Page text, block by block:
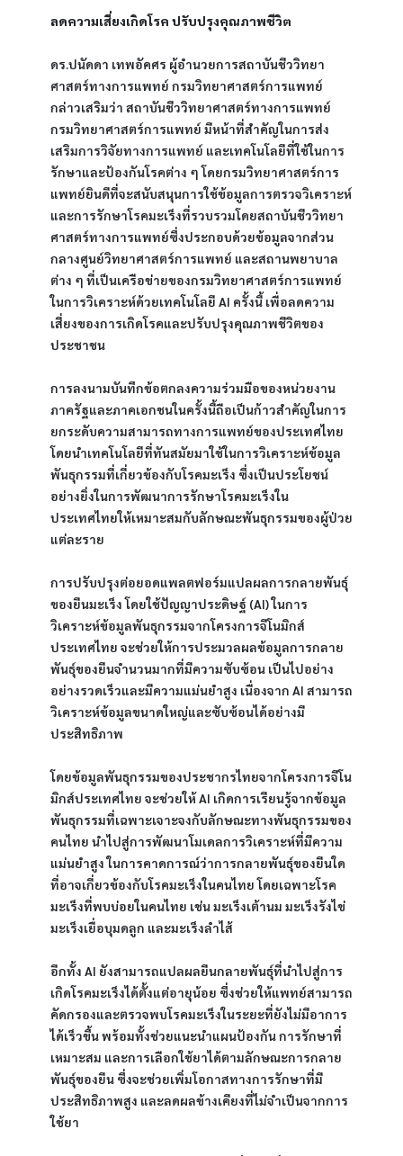
ลดความเสี่ยงเกิดโรค ปรับปรุงคุณภาพชีวิต
ดร.ปนัดดา เทพอัคศร ผู้อำนวยการสถาบันชีววิทยา
ศาสตร์ทางการแพทย์ กรมวิทยาศาสตร์การแพทย์
กล่าวเสริมว่า สถาบันชีววิทยาศาสตร์ทางการแพทย์
กรมวิทยาศาสตร์การแพทย์ มีหน้าที่สำคัญในการส่ง
เสริมการวิจัยทางการแพทย์ และเทคโนโลยีที่ใช้ในการ
รักษาและป้องกันโรคต่าง ๆ โดยกรมวิทยาศาสตร์การ
แพทย์ยินดีที่จะสนับสนุนการใช้ข้อมูลการตรวจวิเคราะห์
และการรักษาโรคมะเร็งที่รวบรวมโดยสถาบันชีววิทยา
ศาสตร์ทางการแพทย์ซึ่งประกอบด้วยข้อมูลจากส่วน
กลางศูนย์วิทยาศาสตร์การแพทย์ และสถานพยาบาล
ต่าง ๆ ที่เป็นเครือข่ายของกรมวิทยาศาสตร์การแพทย์
ในการวิเคราะห์ด้วยเทคโนโลยี AI ครั้งนี้ เพื่อลดความ
เสี่ยงของการเกิดโรคและปรับปรุงคุณภาพชีวิตของ
ประชาชน
การลงนามบันทึกข้อตกลงความร่วมมือของหน่วยงาน
ภาครัฐและภาคเอกชนในครั้งนี้ถือเป็นก้าวสำคัญในการ
ยกระดับความสามารถทางการแพทย์ของประเทศไทย
โดยนำเทคโนโลยีที่ทันสมัยมาใช้ในการวิเคราะห์ข้อมูล
พันธุกรรมที่เกี่ยวข้องกับโรคมะเร็ง ซึ่งเป็นประโยชน์
อย่างยิ่งในการพัฒนาการรักษาโรคมะเร็งใน
ประเทศไทยให้เหมาะสมกับลักษณะพันธุกรรมของผู้ป่วย
แต่ละราย
การปรับปรุงต่อยอดแพลตฟอร์มแปลผลการกลายพันธุ์
ของยีนมะเร็ง โดยใช้ปัญญาประดิษฐ์ (AI) ในการ
วิเคราะห์ข้อมูลพันธุกรรมจากโครงการจีโนมิกส์
ประเทศไทย จะช่วยให้การประมวลผลข้อมูลการกลาย
พันธุ์ของยีนจำนวนมากที่มีความซับซ้อน เป็นไปอย่าง
อย่างรวดเร็วและมีความแม่นยำสูง เนื่องจาก AI สามารถ
วิเคราะห์ข้อมูลขนาดใหญ่และซับซ้อนได้อย่างมี
ประสิทธิภาพ
โดยข้อมูลพันธุกรรมของประชากรไทยจากโครงการจีโน
มิกส์ประเทศไทย จะช่วยให้ AI เกิดการเรียนรู้จากข้อมูล
พันธุกรรมที่เฉพาะเจาะจงกับลักษณะทางพันธุกรรมของ
คนไทย นำไปสู่การพัฒนาโมเดลการวิเคราะห์ที่มีความ
แม่นยำสูง ในการคาดการณ์ว่าการกลายพันธุ์ของยีนใด
ที่อาจเกี่ยวข้องกับโรคมะเร็งในคนไทย โดยเฉพาะโรค
มะเร็งที่พบบ่อยในคนไทย เช่น มะเร็งเต้านม มะเร็งรังไข่
มะเร็งเยื่อบุมดลูก และมะเร็งลำไส้
อีกทั้ง AI ยังสามารถแปลผลยีนกลายพันธุ์ที่นำไปสู่การ
เกิดโรคมะเร็งได้ตั้งแต่อายุน้อย ซึ่งช่วยให้แพทย์สามารถ
คัดกรองและตรวจพบโรคมะเร็งในระยะที่ยังไม่มีอาการ
ได้เร็วขึ้น พร้อมทั้งช่วยแนะนำแผนป้องกัน การรักษาที่
เหมาะสม และการเลือกใช้ยาได้ตามลักษณะการกลาย
พันธุ์ของยีน ซึ่งจะช่วยเพิ่มโอกาสทางการรักษาที่มี
ประสิทธิภาพสูง และลดผลข้างเคียงที่ไม่จำเป็นจากการ
ใช้ยา